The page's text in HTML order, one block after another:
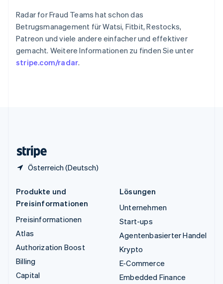
Radar for Fraud Teams hat schon das
Betrugsmanagement für Watsi, Fitbit, Restocks,
Patreon und viele andere einfacher und effektiver
gemacht. Weitere Informationen zu finden Sie unter
stripe.com/radar.
Österreich (Deutsch)
Thailand
ไทยEnglish
Tschechische Republik
English
Ungarn
English
Produkte und
Preisinformationen
Preisinformationen
Atlas
Authorization Boost
Billing
Capital
Lösungen
Unternehmen
Start-ups
Agentenbasierter Handel
Krypto
E-Commerce
Embedded Finance